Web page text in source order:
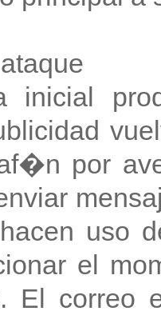
inicial
por
uso
el
El correo